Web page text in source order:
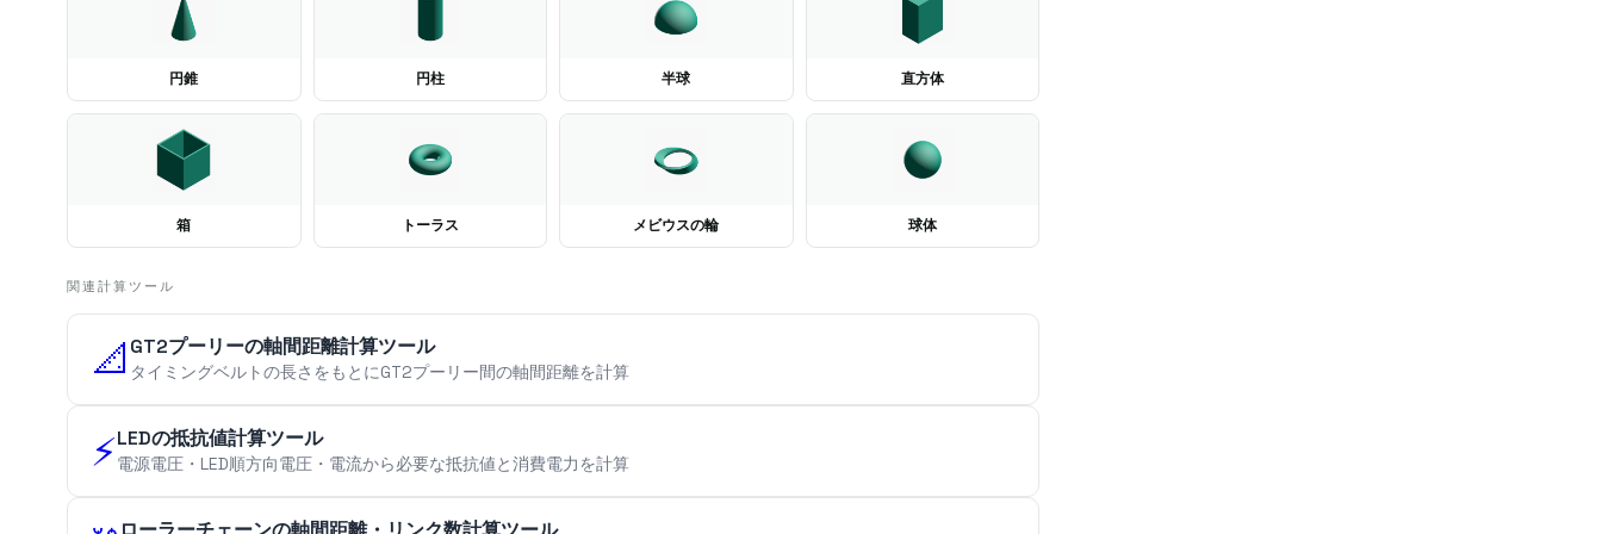
円錐 円柱 半球 直方体
箱 トーラス メビウスの輪 球体
関連計算ツール
📐 GT2プーリーの軸間距離計算ツール
タイミングベルトの長さをもとにGT2プーリー間の軸間距離を計算
⚡LEDの抵抗値計算ツール
電源電圧・LED順方向電圧・電流から必要な抵抗値と消費電力を計算